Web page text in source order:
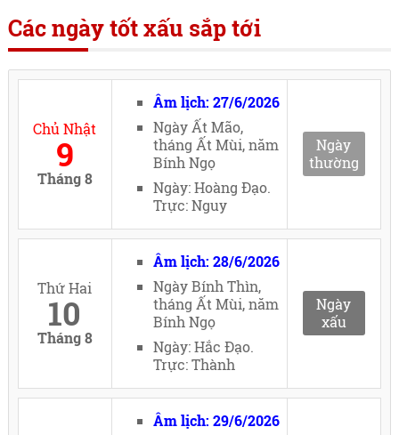
Các ngày tốt xấu sắp tới
Chủ Nhật
9
Tháng 8
Âm lịch: 27/6/2026
Ngày Ất Mão,
tháng Ất Mùi, năm
Bính Ngọ
Ngày: Hoàng Đạo.
Trực: Nguy
Ngày
thường
Thứ Hai
10
Tháng 8
Âm lịch: 28/6/2026
Ngày Bính Thìn,
tháng Ất Mùi, năm
Bính Ngọ
Ngày: Hắc Đạo.
Trực: Thành
Ngày
xấu
Âm lịch: 29/6/2026